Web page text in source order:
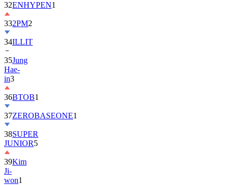
332PM2
34ILLIT
35Jung
Hae-
in3
36BTOB
37ZEROBASEONE
38SUPER
JUNIOR
39Kim
Ji-
won1
40KiiiKiii